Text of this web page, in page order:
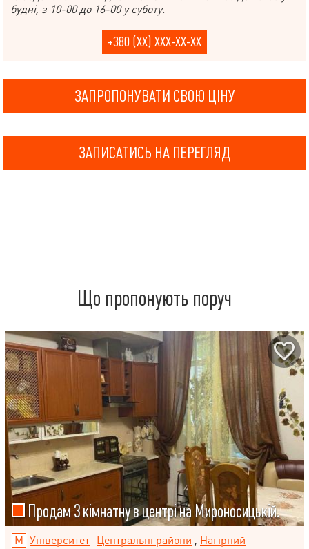
будні, з 10-00 до 16-00 у суботу.
+380 (XX) XXX-XX-XX
ЗАПРОПОНУВАТИ СВОЮ ЦІНУ
ЗАПИСАТИСЬ НА ПЕРЕГЛЯД
Що пропонують поруч
Продам 3 кімнатну в центрі на Мироносицькій.
Університет Центральні райони , Нагірний